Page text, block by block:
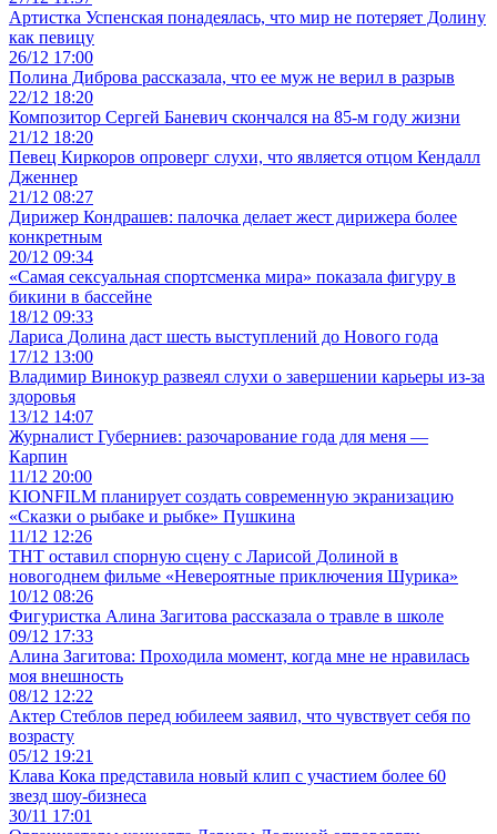
Артистка Успенская понадеялась, что мир не потеряет Долину
как певицу
26/12 17:00
Полина Диброва рассказала, что ее муж не верил в разрыв
22/12 18:20
Композитор Сергей Баневич скончался на 85-м году жизни
21/12 18:20
Певец Киркоров опроверг слухи, что является отцом Кендалл
Дженнер
21/12 08:27
Дирижер Кондрашев: палочка делает жест дирижера более
конкретным
20/12 09:34
«Самая сексуальная спортсменка мира» показала фигуру в
бикини в бассейне
18/12 09:33
Лариса Долина даст шесть выступлений до Нового года
17/12 13:00
Владимир Винокур развеял слухи о завершении карьеры из-за
здоровья
13/12 14:07
Журналист Губерниев: разочарование года для меня —
Карпин
11/12 20:00
KIONFILM планирует создать современную экранизацию
«Сказки о рыбаке и рыбке» Пушкина
11/12 12:26
ТНТ оставил спорную сцену с Ларисой Долиной в
новогоднем фильме «Невероятные приключения Шурика»
10/12 08:26
Фигуристка Алина Загитова рассказала о травле в школе
09/12 17:33
Алина Загитова: Проходила момент, когда мне не нравилась
моя внешность
08/12 12:22
Актер Стеблов перед юбилеем заявил, что чувствует себя по
возрасту
05/12 19:21
Клава Кока представила новый клип с участием более 60
звезд шоу-бизнеса
30/11 17:01